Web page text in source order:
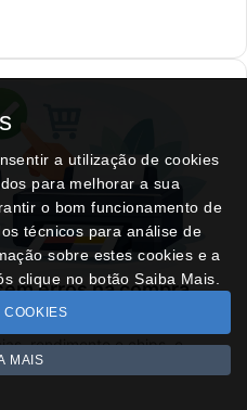
erros na compra
para a sua
rendimento e chips, e
final.
a utilização de cookies
para melhorar a sua
o bom funcionamento de
técnicos para análise de
sobre estes cookies e a
clique no botão Saiba Mais.
COOKIES
MAIS